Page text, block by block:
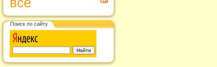
Поиск по сайту